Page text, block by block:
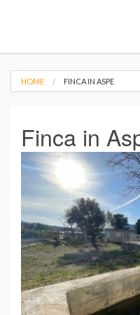
HOME FINCA IN ASPE
Finca in